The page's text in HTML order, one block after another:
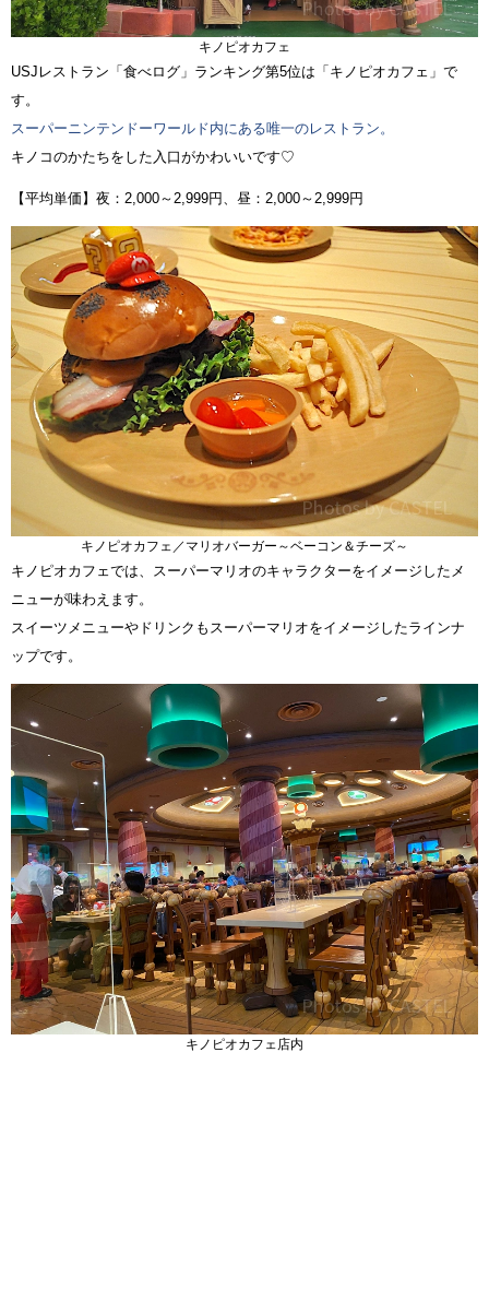
キノピオカフェ
USJレストラン「食べログ」ランキング第5位は「キノピオカフェ」で
す。
スーパーニンテンドーワールド内にある唯一のレストラン。
キノコのかたちをした入口がかわいいです♡
【平均単価】夜：2,000～2,999円、昼：2,000～2,999円
キノピオカフェ／マリオバーガー～ベーコン＆チーズ～
キノピオカフェでは、スーパーマリオのキャラクターをイメージしたメ
ニューが味わえます。
スイーツメニューやドリンクもスーパーマリオをイメージしたラインナ
ップです。
キノピオカフェ店内